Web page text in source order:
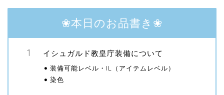
❀本日のお品書き❀
イシュガルド教皇庁装備について
装備可能レベル・IL（アイテムレベル）
染色